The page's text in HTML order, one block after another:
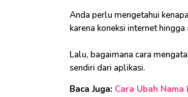
Anda perlu mengetahui
karena koneksi internet
Lalu, bagaimana cara
sendiri dari aplikasi.
Baca Juga: Cara Ubah